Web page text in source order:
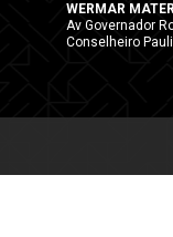
WERMAR
Av Governador
Conselheiro